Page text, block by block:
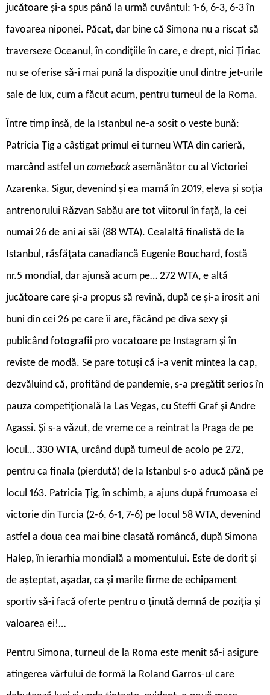
jucătoare și-a spus până la urmă cuvântul: 1-6, 6-3, 6-3 în
favoarea niponei. Păcat, dar bine că Simona nu a riscat să
traverseze Oceanul, în condițiile în care, e drept, nici Țiriac
nu se oferise să-i mai pună la dispoziție unul dintre jet-urile
sale de lux, cum a făcut acum, pentru turneul de la Roma.
Între timp însă, de la Istanbul ne-a sosit o veste bună:
Patricia Țig a câștigat primul ei turneu WTA din carieră,
marcând astfel un comeback asemănător cu al Victoriei
Azarenka. Sigur, devenind și ea mamă în 2019, eleva și soția
antrenorului Răzvan Sabău are tot viitorul în față, la cei
numai 26 de ani ai săi (88 WTA). Cealaltă finalistă de la
Istanbul, răsfățata canadiancă Eugenie Bouchard, fostă
nr.5 mondial, dar ajunsă acum pe… 272 WTA, e altă
jucătoare care și-a propus să revină, după ce și-a irosit ani
buni din cei 26 pe care îi are, făcând pe diva sexy și
publicând fotografii pro ­vocatoare pe Instagram și în
reviste de modă. Se pare totuși că i-a venit mintea la cap,
dezvăluind că, profitând de pandemie, s-a pregătit serios în
pauza competițională la Las Vegas, cu Steffi Graf și Andre
Agassi. Și s-a văzut, de vreme ce a reintrat la Praga de pe
locul… 330 WTA, urcând după turneul de acolo pe 272,
pentru ca finala (pierdută) de la Istanbul s-o aducă până pe
locul 163. Patricia Țig, în schimb, a ajuns după frumoasa ei
victorie din Turcia (2-6, 6-1, 7-6) pe locul 58 WTA, devenind
astfel a doua cea mai bine clasată româncă, după Simona
Halep, în ierarhia mondială a momentului. Este de dorit și
de așteptat, așadar, ca și marile firme de echipament
sportiv să-i facă oferte pentru o ținută demnă de poziția și
valoarea ei!…
Pentru Simona, turneul de la Roma este menit să-i asigure
atingerea vârfului de formă la Roland Garros-ul care